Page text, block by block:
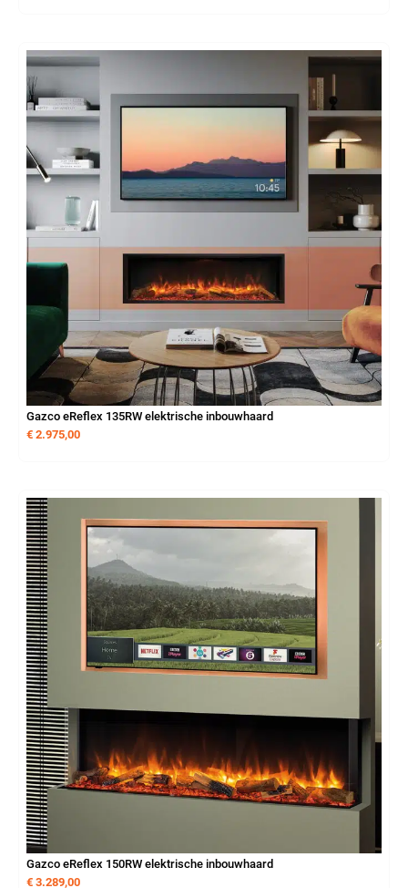
Gazco eReflex 135RW elektrische inbouwhaard
€ 2.975,00
Gazco eReflex 150RW elektrische inbouwhaard
€ 3.289,00